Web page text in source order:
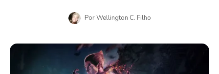
PorWellington C. Filho